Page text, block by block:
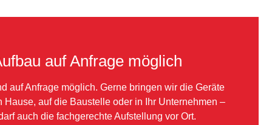
auf Anfrage möglich
auf Anfrage möglich. Gerne bringen wir die Geräte
Hause, auf die Baustelle oder in Ihr Unternehmen –
auch die fachgerechte Aufstellung vor Ort.